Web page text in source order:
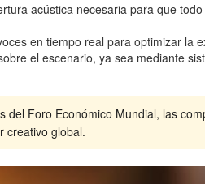
acústica necesaria para que
en tiempo real para optimizar la
el escenario, ya sea mediante
Foro Económico Mundial, las
creativo global.